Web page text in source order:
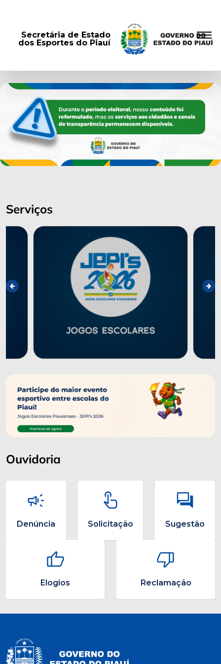
Secretária de Estado
dos Esportes do Piauí
Serviços
Ouvidoria
Denúncia Solicitação Sugestão
Elogios Reclamação